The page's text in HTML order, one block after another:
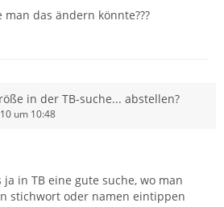
das ändern könnte???
in der TB-suche... abstellen?
um 10:48
in TB eine gute suche, wo man
stichwort oder namen eintippen